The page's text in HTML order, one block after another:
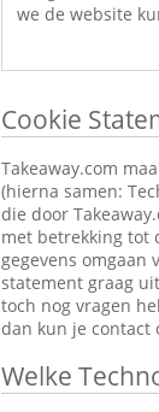
we de website
Cookie
Takeaway.com
(hierna samen:
die door
met betrekking tot
gegevens omgaan
statement graag
toch nog vragen
dan kun je contact
Welke